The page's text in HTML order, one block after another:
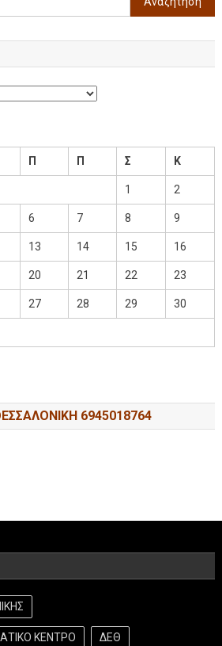
Π Π Σ Κ
1 2
6 7 8 9
13 14 15 16
20 21 22 23
27 28 29 30
6945018764
ΚΕΝΤΡΟ ΔΕΘ